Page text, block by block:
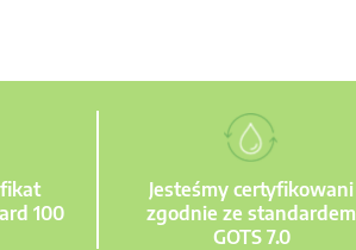
100
Jesteśmy certyfikowani
zgodnie ze standardem
GOTS 7.0